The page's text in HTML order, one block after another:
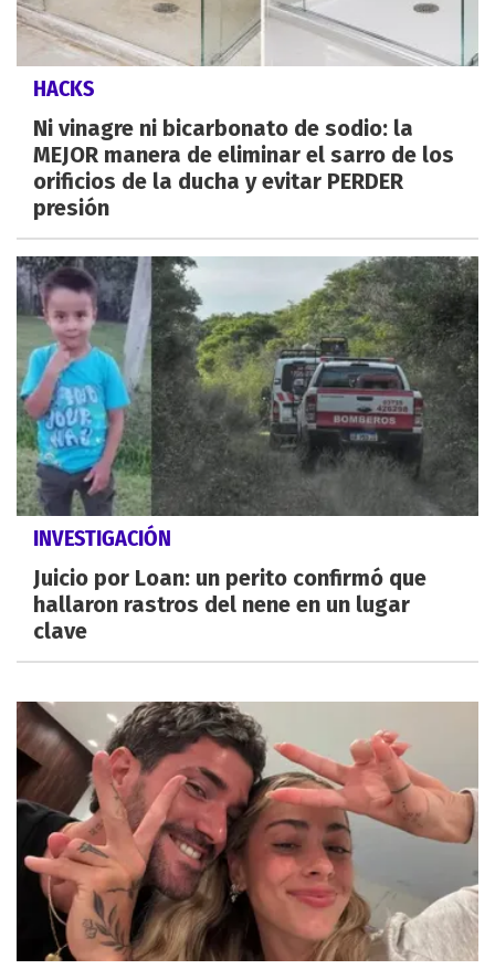
HACKS
Ni vinagre ni bicarbonato de sodio: la
MEJOR manera de eliminar el sarro de los
orificios de la ducha y evitar PERDER
presión
INVESTIGACIÓN
Juicio por Loan: un perito confirmó que
hallaron rastros del nene en un lugar
clave